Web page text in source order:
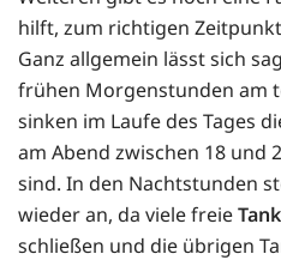
hilft, zum richtigen
Ganz allgemein lässt sich
frühen Morgenstunden am
sinken im Laufe des Tages
am Abend zwischen 18 und
sind. In den Nachtstunden
wieder an, da viele freie
schließen und die übrigen